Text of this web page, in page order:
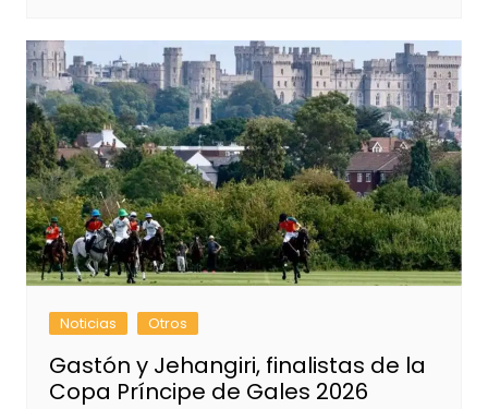
Noticias Otros
Gastón y Jehangiri, finalistas de la
Copa Príncipe de Gales 2026